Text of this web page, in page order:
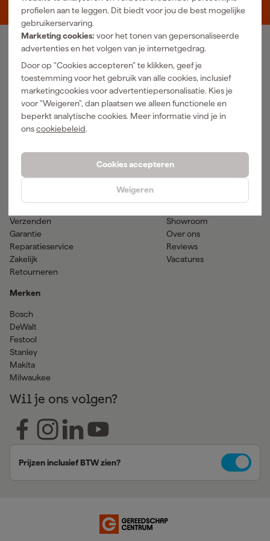
profielen aan te leggen. Dit biedt voor jou de best mogelijke
gebruikerservaring.
Marketing cookies: voor het tonen van gepersonaliseerde
advertenties en het volgen van je internetgedrag.
Door op "Cookies accepteren" te klikken, geef je
toestemming voor het gebruik van alle cookies, inclusief
marketingcookies voor advertentiepersonalisatie. Kies je
voor "Weigeren", dan plaatsen we alleen functionele en
beperkt analytische cookies. Meer informatie vind je in
onscookiebeleid.
Cookies accepteren
Weigeren
Luchtgereedschap
Elektra
Reiniging
Klimaatbeheersing
Bevestigingsmateriaal
Transport en werkplaats
Handgereedschap
Meetgereedschap
Elektrisch gereedschap
Accu gereedschap
Verf & verfbenodigdheden
Hulp & contact
Verzenden
Garantie
Reparatieservice
Zakelijk
Retourneren
Merken
Bosch
DeWalt
Festool
Stanley
Makita
Milwaukee
Gereedschapcentrum
Showroom
Over ons
Reviews
Vacatures
Wil je ons volgen?
Prijzen inclusief BTW zien?